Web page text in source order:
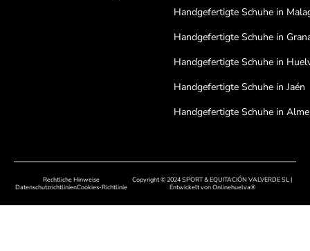
Handgefertigte Schuhe in
Handgefertigte Schuhe in
Handgefertigte Schuhe in
Handgefertigte Schuhe in Jaén
Handgefertigte Schuhe in
Handgefertigte Schuhe in
Handgefertigte Schuhe in
Rechtliche Hinweise
DatenschutzrichtlinienCookies-Richtlinie
Copyright © 2024 SPORT & EQUITACIÓN VALVERDE SL |
Entwickelt vonOnlinehuelva®